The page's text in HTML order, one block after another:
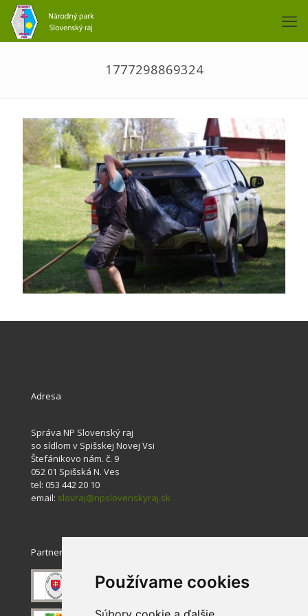
Používame cookies
1777298869324
Adresa
Správa NP Slovenský raj
so sídlom v Spišskej Novej Vsi
Štefánikovo nám. č. 9
052 01 Spišská N. Ves
tel: 053 442 20 10
email: slovraj@npslovenskyraj.sk
Partneri